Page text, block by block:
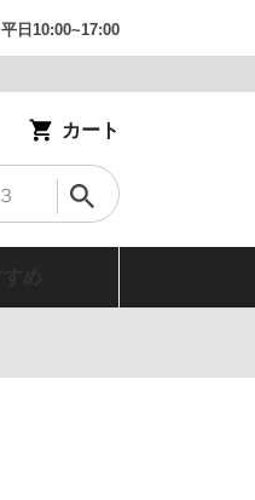
平日10:00~17:00
カート